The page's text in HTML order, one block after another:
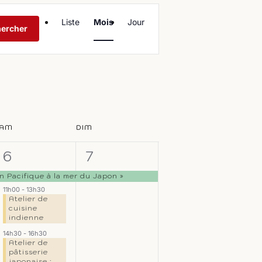
de
Liste Mois Jour
DIM
Pacifique à la mer du Japon »
3
évènements,
6
11h00 - 13h30
Atelier de
cuisine
indienne
14h30 - 16h30
Atelier de
pâtisserie
1
évènement,
7